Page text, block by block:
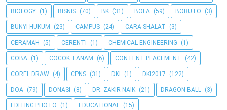
BIOLOGY (1) BISNIS (70) BK (31) BOLA (59) BORUTO (3)
BUNYI HUKUM (23) CAMPUS (24) CARA SHALAT (3)
CERAMAH (5) CERENTI (1) CHEMICAL ENGINEERING (1)
COBA (1) COCOK TANAM (6) CONTENT PLACEMENT (42)
COREL DRAW (4) CPNS (31) DKI (1) DKI2017 (122)
DOA (79) DONASI (8) DR. ZAKIR NAIK (21) DRAGON BALL (3)
EDITING PHOTO (1) EDUCATIONAL (15)